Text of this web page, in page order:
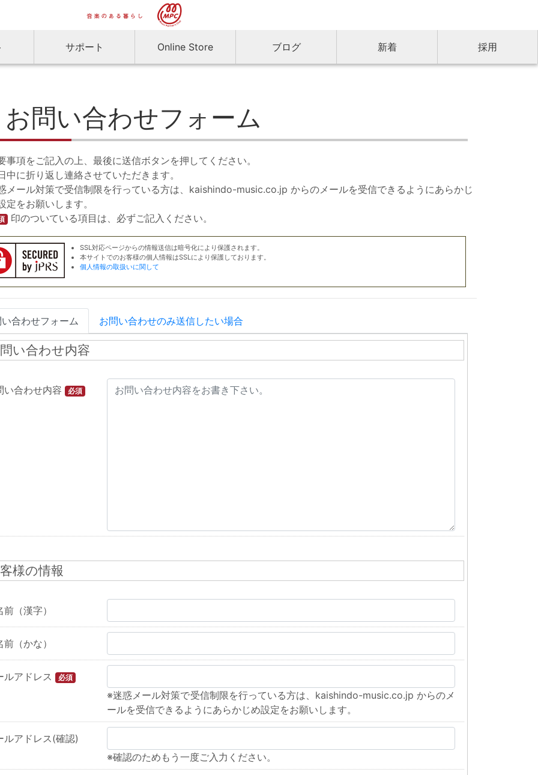
サポート Online Store ブログ 新着 採用
お問い合わせフォーム
事項をご記入の上、最後に送信ボタンを押してください。
中に折り返し連絡させていただきます。
メール対策で受信制限を行っている方は、kaishindo-music.co.jp からのメールを受信できるようにあらかじ
定をお願いします。
印のついている項目は、必ずご記入ください。
SSL対応ページからの情報送信は暗号化により保護されます。
本サイトでのお客様の個人情報はSSLにより保護しております。
個人情報の取扱いに関して
合わせフォーム お問い合わせのみ送信したい場合
い合わせ内容
い合わせ内容 必須
様の情報
前（漢字）
前（かな）
ルアドレス 必須
※迷惑メール対策で受信制限を行っている方は、kaishindo-music.co.jp からのメ
ールを受信できるようにあらかじめ設定をお願いします。
ルアドレス(確認)
※確認のためもう一度ご入力ください。